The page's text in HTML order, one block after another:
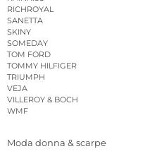
RICHROYAL
SANETTA
SKINY
SOMEDAY
TOM FORD
TOMMY HILFIGER
TRIUMPH
VEJA
VILLEROY & BOCH
WMF
Moda donna & scarpe